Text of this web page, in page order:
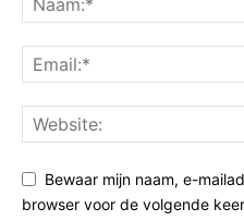
Bewaar mijn naam, e-
browser voor de volgende